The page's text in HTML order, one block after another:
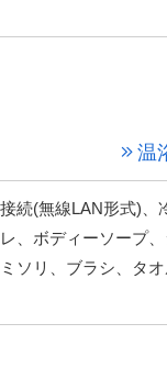
温
続(無線LAN形式)、
、ボディーソープ
ソリ、ブラシ、タ